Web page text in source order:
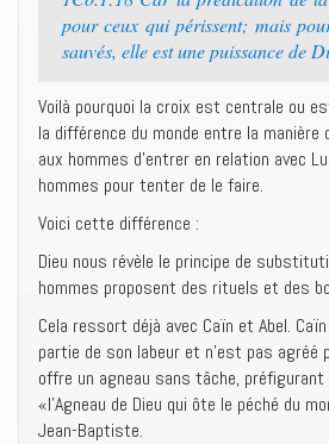
pour ceux qui périssent; mais
sauvés, elle est une puissance de
Voilà pourquoi la croix est centrale ou
la différence du monde entre la manière
aux hommes d’entrer en relation avec
hommes pour tenter de le faire.
Voici cette différence :
Dieu nous révèle le principe de
hommes proposent des rituels et des
Cela ressort déjà avec Caïn et Abel.
partie de son labeur et n’est pas agréé
offre un agneau sans tâche,
«l’Agneau de Dieu qui ôte le péché du
Jean-Baptiste.